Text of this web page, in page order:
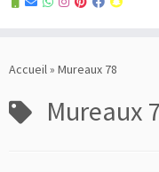
toAccueil» Mureaux 78
Mureaux